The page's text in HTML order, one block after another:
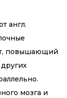
англ.
повышающий
мозга и